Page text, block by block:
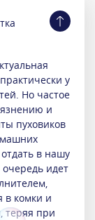
у
Но частое
и
пуховиков
в нашу
идет
в комки и
теряя при